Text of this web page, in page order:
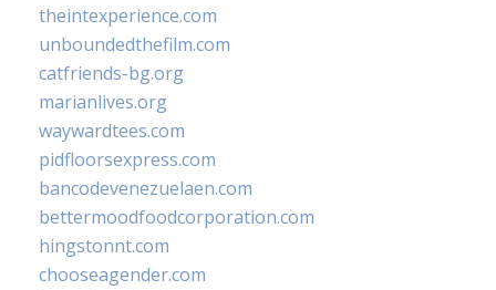
theintexperience.com
unboundedthefilm.com
catfriends-bg.org
marianlives.org
waywardtees.com
pidfloorsexpress.com
bancodevenezuelaen.com
bettermoodfoodcorporation.com
hingstonnt.com
chooseagender.com